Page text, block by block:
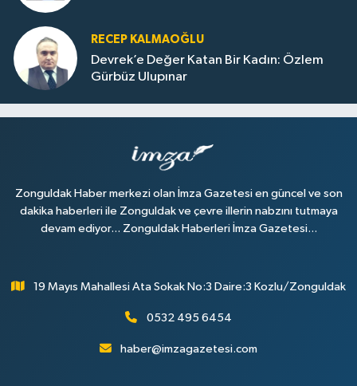
RECEP KALMAOĞLU
Devrek’e Değer Katan Bir Kadın: Özlem
Gürbüz Ulupınar
Zonguldak Haber merkezi olan İmza Gazetesi en güncel ve son
dakika haberleri ile Zonguldak ve çevre illerin nabzını tutmaya
devam ediyor... Zonguldak Haberleri İmza Gazetesi...
19 Mayıs Mahallesi Ata Sokak No:3 Daire:3 Kozlu/Zonguldak
0532 495 6454
haber@imzagazetesi.com